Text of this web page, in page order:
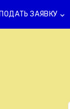
ПОДАТЬ ЗАЯВКУ keyboard_arrow_down